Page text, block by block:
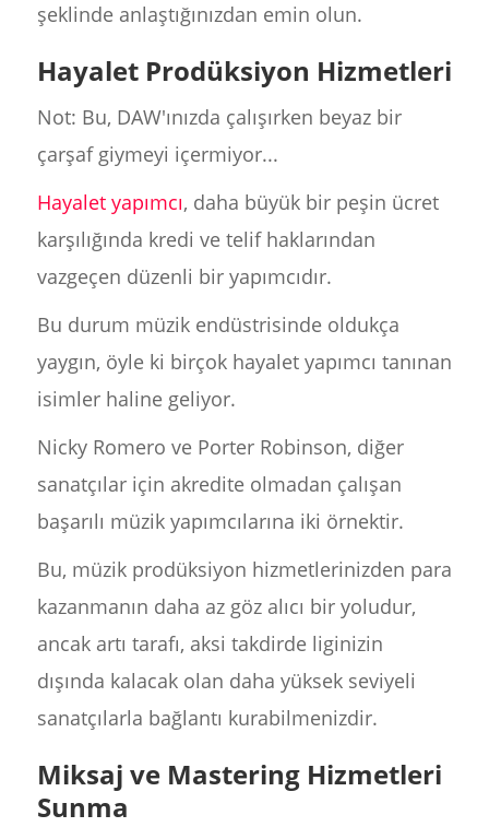
şeklinde anlaştığınızdan emin olun.
Hayalet Prodüksiyon Hizmetleri
Not: Bu, DAW'ınızda çalışırken beyaz bir
çarşaf giymeyi içermiyor...
Hayalet yapımcı, daha büyük bir peşin ücret
karşılığında kredi ve telif haklarından
vazgeçen düzenli bir yapımcıdır.
Bu durum müzik endüstrisinde oldukça
yaygın, öyle ki birçok hayalet yapımcı tanınan
isimler haline geliyor.
Nicky Romero ve Porter Robinson, diğer
sanatçılar için akredite olmadan çalışan
başarılı müzik yapımcılarına iki örnektir.
Bu, müzik prodüksiyon hizmetlerinizden para
kazanmanın daha az göz alıcı bir yoludur,
ancak artı tarafı, aksi takdirde liginizin
dışında kalacak olan daha yüksek seviyeli
sanatçılarla bağlantı kurabilmenizdir.
Miksaj ve Mastering Hizmetleri
Sunma